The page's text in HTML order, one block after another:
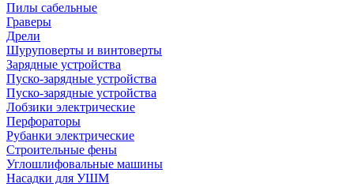
Пилы сабельные
Граверы
Дрели
Шуруповерты и винтоверты
Зарядные устройства
Пуско-зарядные устройства
Пуско-зарядные устройства
Лобзики электрические
Перфораторы
Рубанки электрические
Строительные фены
Углошлифовальные машины
Насадки для УШМ